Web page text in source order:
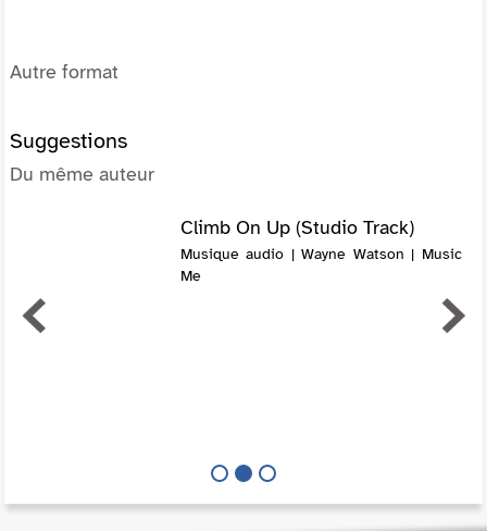
Autre format
Suggestions
Du même auteur
Climb On Up (Studio Track)
Musique audio | Wayne Watson | Music
Me